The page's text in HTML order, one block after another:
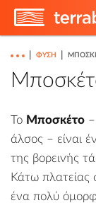
ΦΎΣΗ
Το Μποσκέτο
άλσος – είναι
της βορεινής
Κάτω πλατείας
ένα πολύ